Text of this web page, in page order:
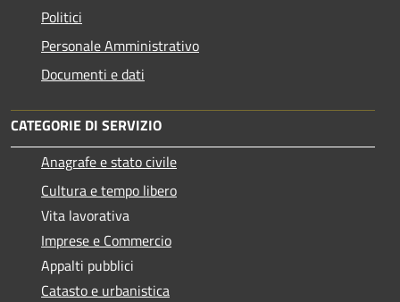
Politici
Personale Amministrativo
Documenti e dati
CATEGORIE DI SERVIZIO
Anagrafe e stato civile
Cultura e tempo libero
Vita lavorativa
Imprese e Commercio
Appalti pubblici
Catasto e urbanistica